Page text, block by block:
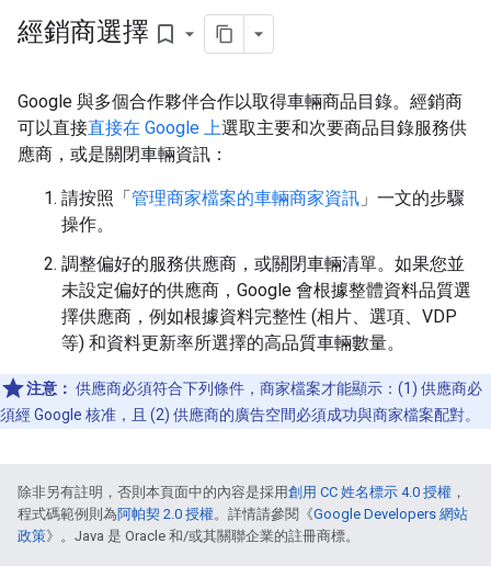
經銷商選擇 bookmark_border
Google 與多個合作夥伴合作以取得車輛商品目錄。經銷商
可以直接直接在 Google 上選取主要和次要商品目錄服務供
應商，或是關閉車輛資訊：
請按照「管理商家檔案的車輛商家資訊 」一文的步驟
操作。
調整偏好的服務供應商，或關閉車輛清單。如果您並
未設定偏好的供應商，Google 會根據整體資料品質選
擇供應商，例如根據資料完整性 (相片、選項、VDP
等) 和資料更新率所選擇的高品質車輛數量。
注意： 供應商必須符合下列條件，商家檔案才能顯示：(1) 供應商必
須經 Google 核准，且 (2) 供應商的廣告空間必須成功與商家檔案配對。
除非另有註明，否則本頁面中的內容是採用創用 CC 姓名標示 4.0 授權 ，
程式碼範例則為阿帕契 2.0 授權。詳情請參閱《Google Developers 網站
政策》。Java 是 Oracle 和/或其關聯企業的註冊商標。